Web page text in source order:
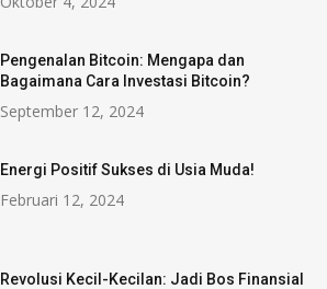
Pengenalan Bitcoin: Mengapa dan
Bagaimana Cara Investasi Bitcoin?
September 12, 2024
Energi Positif Sukses di Usia Muda!
Februari 12, 2024
Revolusi Kecil-Kecilan: Jadi Bos Finansial